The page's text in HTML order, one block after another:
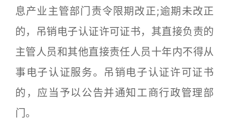
息产业主管部门责令限期改正;逾期未改正
的，吊销电子认证许可证书，其直接负责的
主管人员和其他直接责任人员十年内不得从
事电子认证服务。吊销电子认证许可证书
的，应当予以公告并通知工商行政管理部
门。